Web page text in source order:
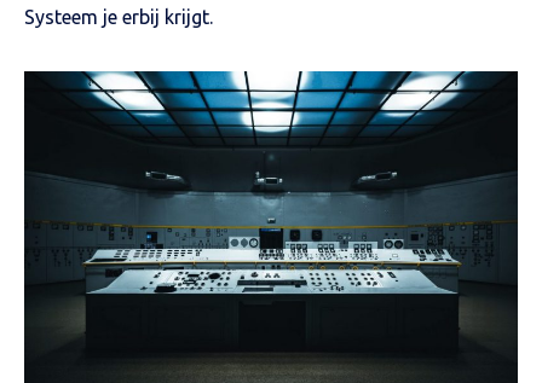
Systeem je erbij krijgt.